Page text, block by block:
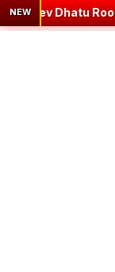
NEW
Roop in Sanskrit